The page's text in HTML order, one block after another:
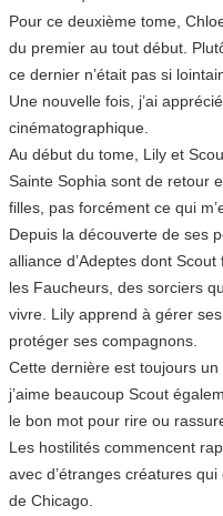
Pour ce deuxième tome,
du premier au tout début.
ce dernier n’était pas si
Une nouvelle fois, j’ai
cinématographique.
Au début du tome, Lily et
Sainte Sophia sont de retour
filles, pas forcément ce qui
Depuis la découverte de ses
alliance d’Adeptes dont
les Faucheurs, des sorciers
vivre. Lily apprend à gérer
protéger ses compagnons.
Cette dernière est toujours
j’aime beaucoup Scout
le bon mot pour rire ou
Les hostilités commencent
avec d’étranges créatures
de Chicago.